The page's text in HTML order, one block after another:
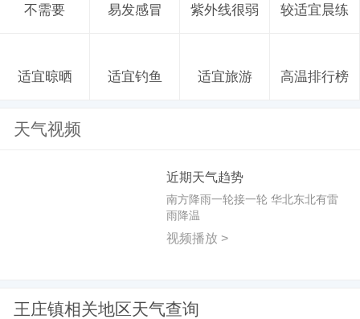
不需要 易发感冒 紫外线很弱 较适宜晨练
适宜晾晒 适宜钓鱼 适宜旅游 高温排行榜
天气视频
近期天气趋势
南方降雨一轮接一轮 华北东北有雷
雨降温
视频播放 >
王庄镇相关地区天气查询